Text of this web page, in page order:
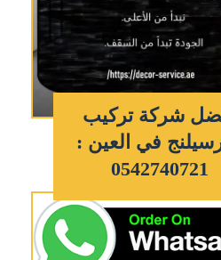
شركة تركيب
في العين :
0542740721